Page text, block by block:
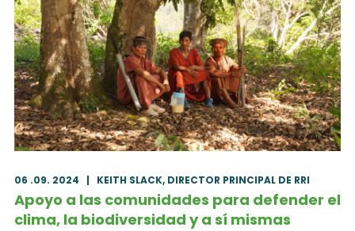
06 .09. 2024 KEITH SLACK, DIRECTOR PRINCIPAL DE RRI
Apoyo a las comunidades para defender el
clima, la biodiversidad y a sí mismas